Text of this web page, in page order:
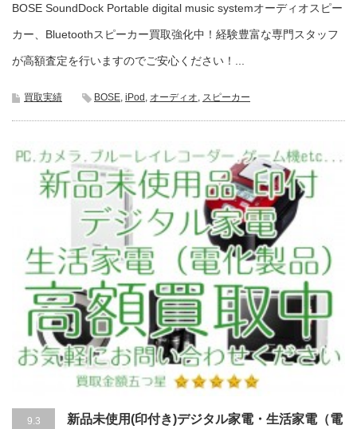
BOSE SoundDock Portable digital music systemオーディオスピー
カー、Bluetoothスピーカー買取強化中！経験豊富な専門スタッフ
が高額査定を行いますのでご安心ください！...
買取実績 BOSE iPod オーディオ スピーカー
9.3
新品未使用(印付き)デジタル家電・生活家電（電